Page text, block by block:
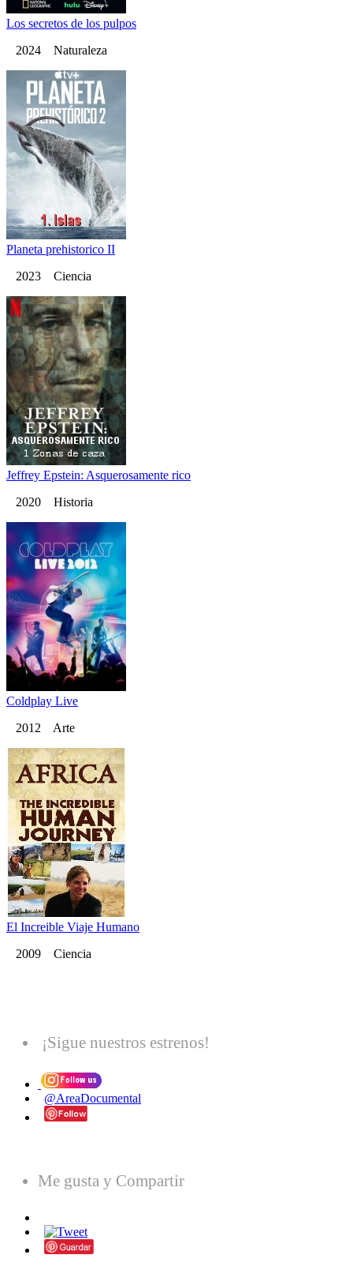
Los secretos de los pulpos
2024 Naturaleza
Planeta prehistorico II
2023 Ciencia
Jeffrey Epstein: Asquerosamente rico
2020 Historia
Coldplay Live
2012 Arte
El Increible Viaje Humano
2009 Ciencia
¡Sigue nuestros estrenos!
@AreaDocumental
Me gusta y Compartir